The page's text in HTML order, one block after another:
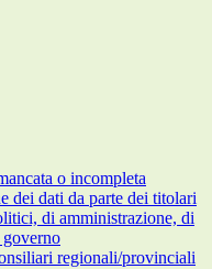
o incompleta
dei dati da parte dei titolari
di amministrazione, di
regionali/provinciali